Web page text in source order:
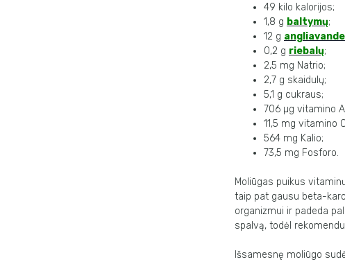
49 kilo kalorijos;
1,8 g baltymų;
12 g
0,2 g riebalų;
2,5 mg Natrio;
2,7 g skaidulų;
5,1 g cukraus;
706 µg vitamino
11,5 mg vitamino
564 mg Kalio;
73,5 mg Fosforo.
Moliūgas puikus
taip pat gausu beta-
organizmui ir padeda
spalvą, todėl
Išsamesnę moliūgo